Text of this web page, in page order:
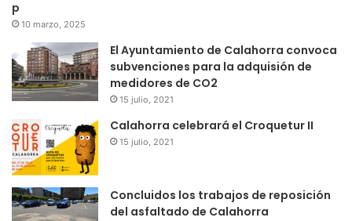
p
10 marzo, 2025
El Ayuntamiento de Calahorra convoca
subvenciones para la adquisión de
medidores de CO2
15 julio, 2021
Calahorra celebrará el Croquetur II
15 julio, 2021
Concluidos los trabajos de reposición
del asfaltado de Calahorra